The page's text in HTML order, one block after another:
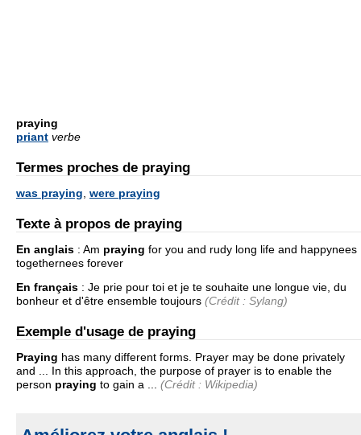
praying
priant verbe
Termes proches de praying
was praying were praying
Texte à propos de praying
En anglais : Am praying for you and rudy long life and happynees
togethernees forever
En français : Je prie pour toi et je te souhaite une longue vie, du
bonheur et d'être ensemble toujours (Crédit : Sylang)
Exemple d'usage de praying
Praying has many different forms. Prayer may be done privately
and ... In this approach, the purpose of prayer is to enable the
person praying to gain a ... (Crédit : Wikipedia)